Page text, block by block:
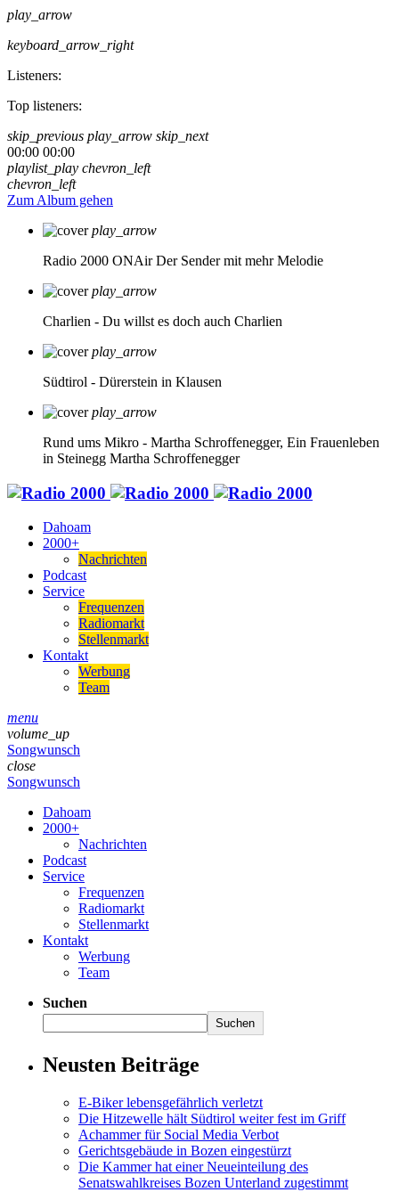
play_arrow
keyboard_arrow_right
Listeners:
Top listeners:
skip_previous play_arrow skip_next
00:00 00:00
playlist_play chevron_left
chevron_left
Zum Album gehen
play_arrow
Radio 2000 ONAir Der Sender mit mehr Melodie
play_arrow
Charlien - Du willst es doch auch Charlien
play_arrow
Südtirol - Dürerstein in Klausen
play_arrow
Rund ums Mikro - Martha Schroffenegger, Ein Frauenleben
in Steinegg Martha Schroffenegger
Dahoam
2000+
Nachrichten
Podcast
Service
Frequenzen
Radiomarkt
Stellenmarkt
Kontakt
Werbung
Team
menu
volume_up
Songwunsch
close
Songwunsch
Dahoam
2000+
Nachrichten
Podcast
Service
Frequenzen
Radiomarkt
Stellenmarkt
Kontakt
Werbung
Team
Suchen
Suchen
Neusten Beiträge
E-Biker lebensgefährlich verletzt
Die Hitzewelle hält Südtirol weiter fest im Griff
Achammer für Social Media Verbot
Gerichtsgebäude in Bozen eingestürzt
Die Kammer hat einer Neueinteilung des
Senatswahlkreises Bozen Unterland zugestimmt